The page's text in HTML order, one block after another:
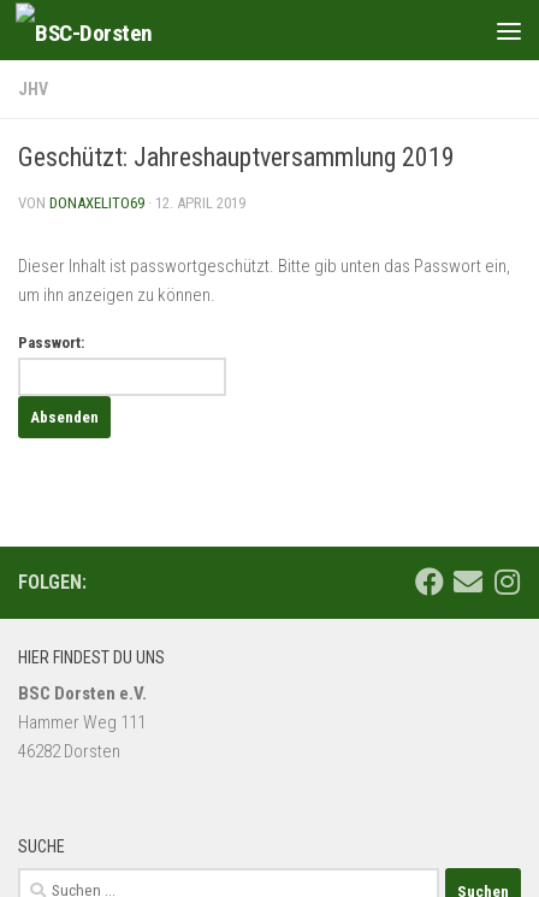
Zum Inhalt springen
JHV
Geschützt: Jahreshauptversammlung 2019
VON DONAXELITO69 · 12. APRIL 2019
Dieser Inhalt ist passwortgeschützt. Bitte gib unten das Passwort ein,
um ihn anzeigen zu können.
Passwort:
FOLGEN:
HIER FINDEST DU UNS
BSC Dorsten e.V.
Hammer Weg 111
46282 Dorsten
SUCHE
Suchen